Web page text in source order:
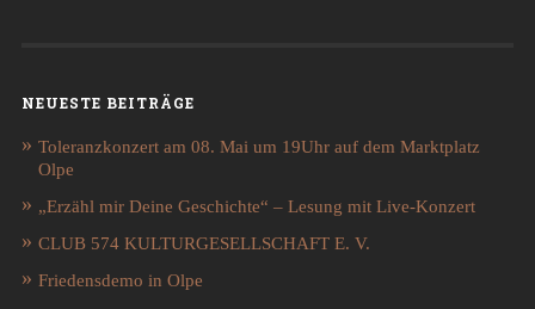
NEUESTE BEITRÄGE
Toleranzkonzert am 08. Mai um 19Uhr auf dem Marktplatz
Olpe
„Erzähl mir Deine Geschichte“ – Lesung mit Live-Konzert
CLUB 574 KULTURGESELLSCHAFT E. V.
Friedensdemo in Olpe